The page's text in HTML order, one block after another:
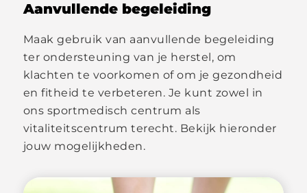
Aanvullende begeleiding
Maak gebruik van aanvullende begeleiding
ter ondersteuning van je herstel, om
klachten te voorkomen of om je gezondheid
en fitheid te verbeteren. Je kunt zowel in
ons sportmedisch centrum als
vitaliteitscentrum terecht. Bekijk hieronder
jouw mogelijkheden.